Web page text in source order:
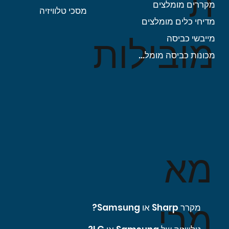
מא
מקרר Sharp או Samsung?
מובילות
מסכי טלוויזיה
מקררים מומלצים
מדיחי כלים מומלצים
מייבשי כביסה
מכונות כביסה מומלצות